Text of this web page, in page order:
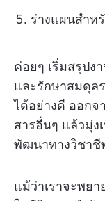
ร่างแผนสำห
ค่อยๆ เริ่มสรุปง
และรักษาสมดุล
ได้อย่างดี ออกจ
สารอื่นๆ แล้วมุ่ง
พัฒนาทางวิชาชี
แม้ว่าเราจะพย